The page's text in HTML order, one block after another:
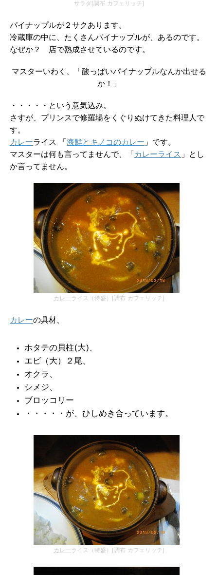
サラダ[調布 カフェリッチ]
パイナップルが２サクあります。
冷蔵庫の中に、たくさんパイナップルが、あるのです。
なぜか？ 店で熟成させているのです。
マスターいわく、「酸っぱいパイナップルなんか出せる
か！」
・・・・・という意気込み。
さすが、プリンスで修羅場をくぐりぬけてきた料理人で
す。
カレーライス 「 海鮮とキノコのカレー 」です。
マスターは何も言ってませんで、「 カレーライス 」とし
か言ってません。
カレー ライス（特盛）[調布 カフェリッチ]
カレーの具材、
ホタテの貝柱(大)、
エビ（大）２尾、
オクラ、
シメジ、
ブロッコリー
・・・・・が、ひしめき合っています。
カレー ライス（特盛）[調布 カフェリッチ]